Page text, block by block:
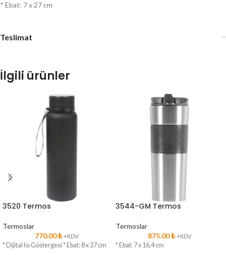
* Ebat: 7 x 27 cm
Teslimat
İlgili ürünler
3520 Termos
Termoslar
770.00₺ +KDV
* Dijital Isı Göstergesi * Ebat: 8 x 27 cm
3544-GM Termos
Termoslar
875.00₺ +KDV
* Ebat: 7 x 16,4 cm